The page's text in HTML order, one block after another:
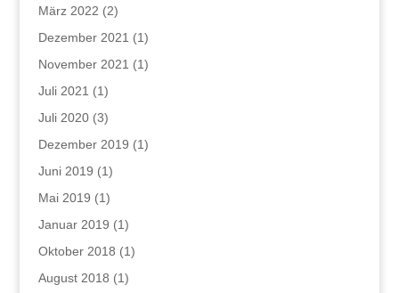
März 2022 (2)
Dezember 2021 (1)
November 2021 (1)
Juli 2021 (1)
Juli 2020(3)
Dezember 2019 (1)
Juni 2019 (1)
Mai 2019 (1)
Januar 2019 (1)
Oktober 2018 (1)
August 2018 (1)